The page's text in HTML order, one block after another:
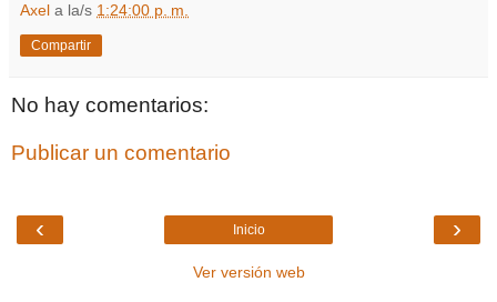
Axel a la/s 1:24:00 p. m.
Compartir
No hay comentarios:
Publicar un comentario
‹ ›
Inicio
Ver versión web